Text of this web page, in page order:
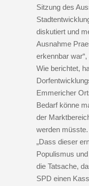
Sitzung des
diskutiert und
Ausnahme
erkennbar
Wie berichtet,
Emmericher
Bedarf könne
der
werden müsste.
„Dass dieser
Populismus
die Tatsache,
SPD einen